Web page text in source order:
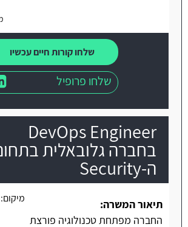
שלחו קורות חיים עכשיו
שלחו פרופיל
DevOps Engineer
בחברה גלובאלית
ה-Security
מיקום:
תיאור המשרה:
החברה מפתחת טכנולוגיה פורצת